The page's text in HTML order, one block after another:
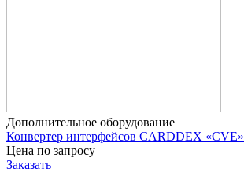
Дополнительное оборудование
Конвертер интерфейсов CARDDEX «CVE»
Цена по запросу
Заказать